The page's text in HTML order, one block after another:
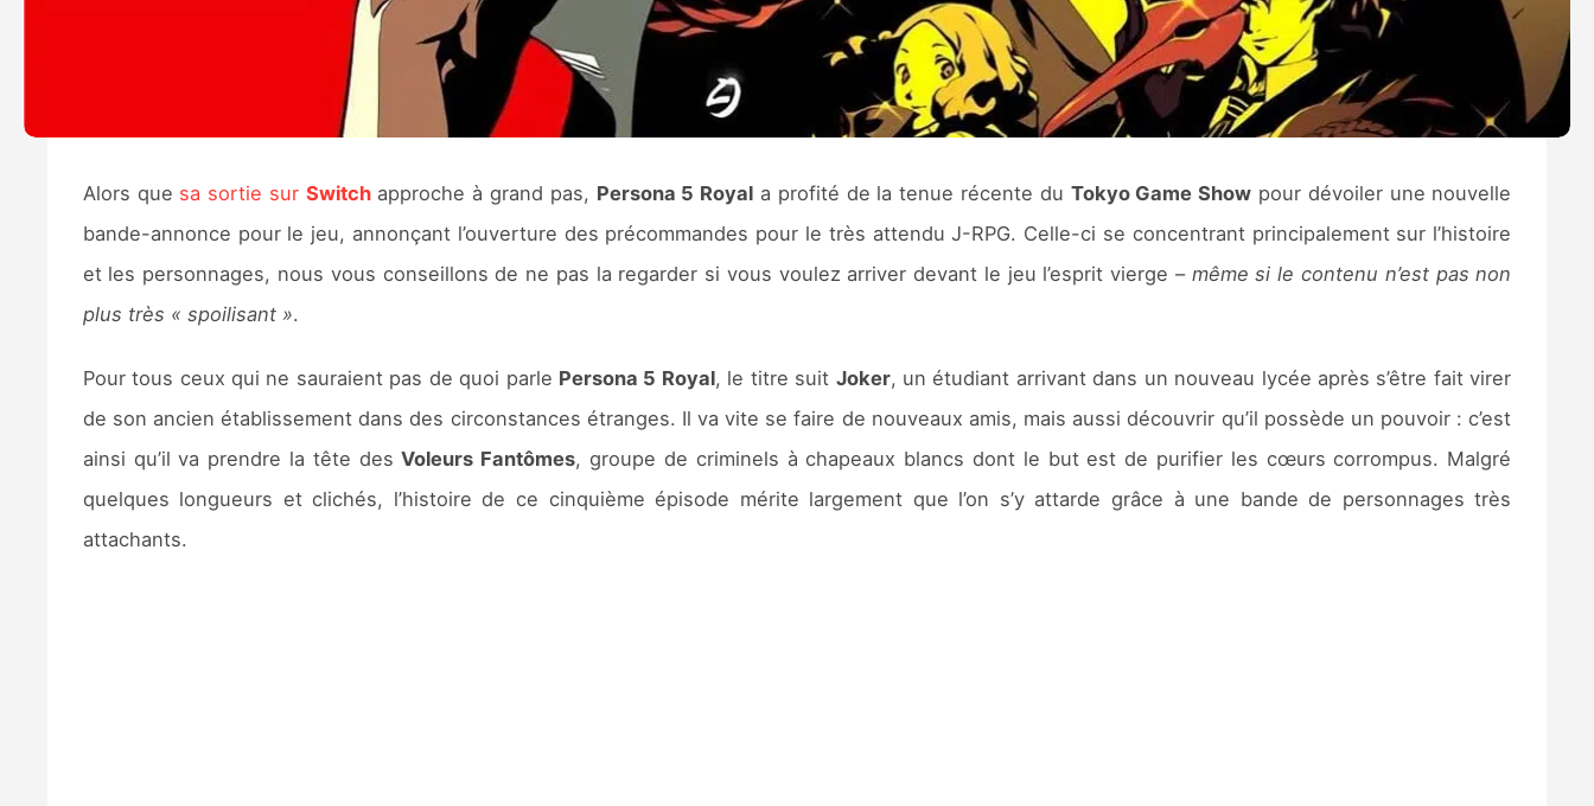
Alors que sa sortie sur Switchapproche à grand pas, Persona 5 Royal a profité de la tenue récente du Tokyo Game Show pour dévoiler une nouvelle
bande-annonce pour le jeu, annonçant l’ouverture des précommandes pour le très attendu J-RPG. Celle-ci se concentrant principalement sur l’histoire
et les personnages, nous vous conseillons de ne pas la regarder si vous voulez arriver devant le jeu l’esprit vierge – même si le contenu n’est pas non
plus très « spoilisant ».
Pour tous ceux qui ne sauraient pas de quoi parle Persona 5 Royal, le titre suit Joker, un étudiant arrivant dans un nouveau lycée après s’être fait virer
de son ancien établissement dans des circonstances étranges. Il va vite se faire de nouveaux amis, mais aussi découvrir qu’il possède un pouvoir : c’est
ainsi qu’il va prendre la tête desVoleurs Fantômes, groupe de criminels à chapeaux blancs dont le but est de purifier les cœurs corrompus. Malgré
quelques longueurs et clichés, l’histoire de ce cinquième épisode mérite largement que l’on s’y attarde grâce à une bande de personnages très
attachants.